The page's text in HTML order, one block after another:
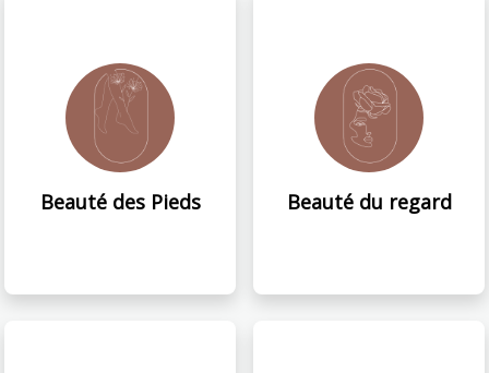
Beauté des Pieds Beauté du regard